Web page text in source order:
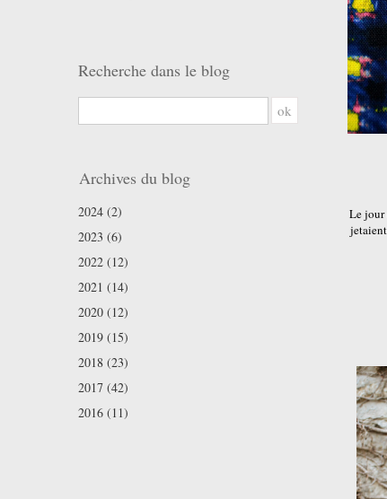
Recherche dans le blog
ok
Archives du blog
2024 (2)
2023 (6)
2022 (12)
2021 (14)
2020 (12)
2019 (15)
2018 (23)
2017 (42)
2016 (11)
Le jour